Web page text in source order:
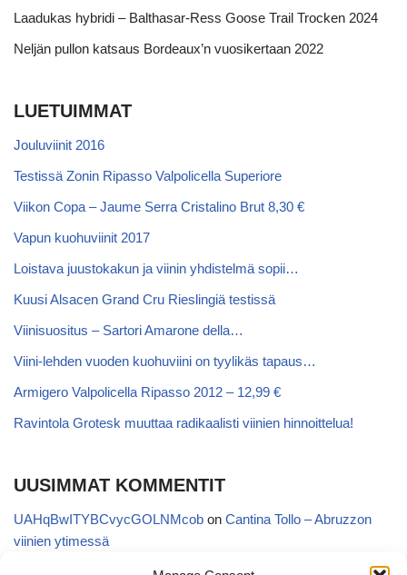
Laadukas hybridi – Balthasar-Ress Goose Trail Trocken 2024
Neljän pullon katsaus Bordeaux’n vuosikertaan 2022
LUETUIMMAT
Jouluviinit 2016
Testissä Zonin Ripasso Valpolicella Superiore
Viikon Copa – Jaume Serra Cristalino Brut 8,30 €
Vapun kuohuviinit 2017
Loistava juustokakun ja viinin yhdistelmä sopii…
Kuusi Alsacen Grand Cru Rieslingiä testissä
Viinisuositus – Sartori Amarone della…
Viini-lehden vuoden kuohuviini on tyylikäs tapaus…
Armigero Valpolicella Ripasso 2012 – 12,99 €
Ravintola Grotesk muuttaa radikaalisti viinien hinnoittelua!
UUSIMMAT KOMMENTIT
UAHqBwITYBCvycGOLNMcob on Cantina Tollo – Abruzzon
viinien ytimessä
EgVGGttRTxKfbqUaWNglbonCantina Tollo – Abruzzon viinien